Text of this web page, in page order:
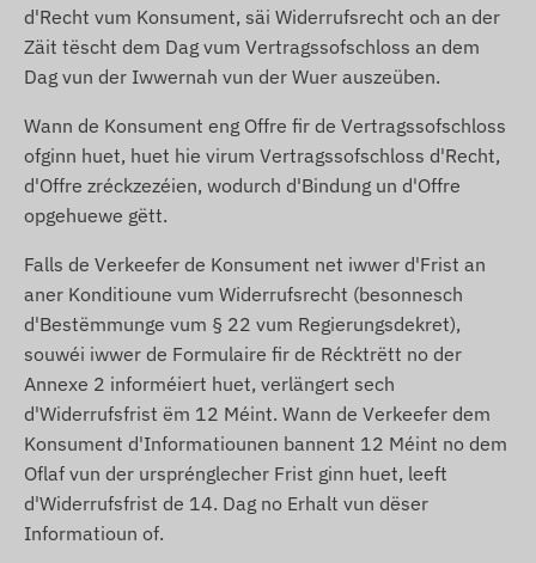
d'Recht vum Konsument, säi Widerrufsrecht och an der
Zäit tëscht dem Dag vum Vertragssofschloss an dem
Dag vun der Iwwernah vun der Wuer auszeüben.
Wann de Konsument eng Offre fir de Vertragssofschloss
ofginn huet, huet hie virum Vertragssofschloss d'Recht,
d'Offre zréckzezéien, wodurch d'Bindung un d'Offre
opgehuewe gëtt.
Falls de Verkeefer de Konsument net iwwer d'Frist an
aner Konditioune vum Widerrufsrecht (besonnesch
d'Bestëmmunge vum § 22 vum Regierungsdekret),
souwéi iwwer de Formulaire fir de Récktrëtt no der
Annexe 2 informéiert huet, verlängert sech
d'Widerrufsfrist ëm 12 Méint. Wann de Verkeefer dem
Konsument d'Informatiounen bannent 12 Méint no dem
Oflaf vun der ursprénglecher Frist ginn huet, leeft
d'Widerrufsfrist de 14. Dag no Erhalt vun dëser
Informatioun of.